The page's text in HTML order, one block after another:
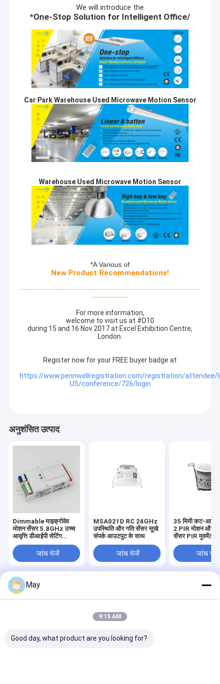
We will introduce the
*One-Stop Solution for Intelligent Office/
Car Park Warehouse Used Microwave Motion Sensor
Warehouse Used Microwave Motion Sensor
*A Various of
New Product Recommendations!
-------------------------------------------------------------------------
---------------
For more information,
welcome to visit us at #D10
during 15 and 16 Nov 2017 at Excel Exhibition Centre,
London.
Register now for your FREE buyer badge at
https://www.pennwellregistration.com/registration/attendee/
US/conference/726/login
अनुशंसित उत्पाद
Dimmable माइक्रोवेव
मोशन सेंसर 5.8GHz उच्च
आवृत्ति डीआईपी सेटिंग
MC083V
जांच भेजें
MSA021D RC 24GHz
उपस्थिति और गति सेंसर सूखे
संपर्क आउटपुट के साथ
जांच भेजें
35 मिमी कट-
2 PIR मोशन और
सेंसर PIR मूवमेंट
जांच भेजें
बुद्धिमान प्रकाश नियंत्रण पर ध्यान केंद्रित करें और लगातार
साइटमैप
Privacy Policy
चीन का कारखाना.Copyright © 2026 Shenzhen
Merrytek Technology Co., Ltd.. All Rights Reserved.
May
9:15 AM
Good day, what product are you looking for?